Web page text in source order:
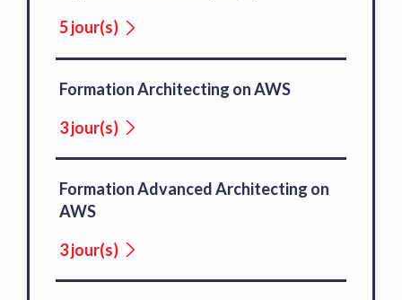
5 jour(s)
Formation Architecting on AWS
3 jour(s)
Formation Advanced Architecting on
AWS
3 jour(s)